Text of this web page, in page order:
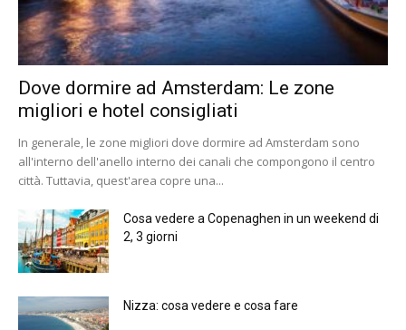
Dove dormire ad Amsterdam: Le zone
migliori e hotel consigliati
In generale, le zone migliori dove dormire ad Amsterdam sono
all'interno dell'anello interno dei canali che compongono il centro
città. Tuttavia, quest'area copre una...
Cosa vedere a Copenaghen in un weekend di
2, 3 giorni
Nizza: cosa vedere e cosa fare